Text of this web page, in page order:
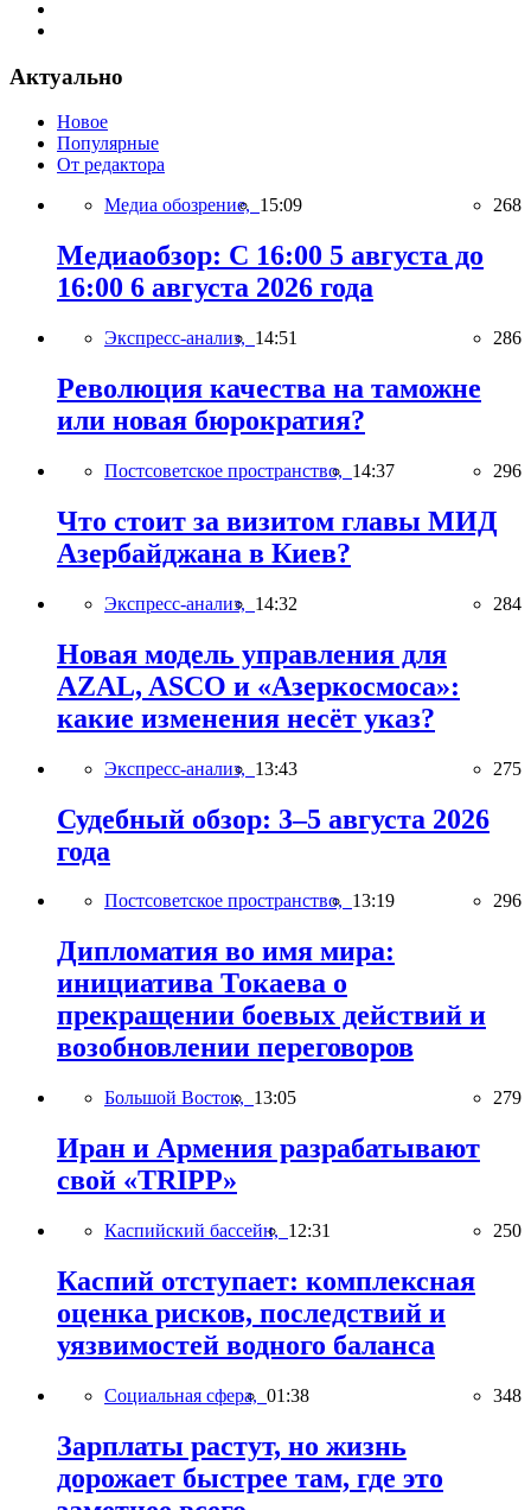
Актуально
Новое
Популярные
От редактора
Медиа обозрение, 15:09 268
Медиаобзор: С 16:00 5 августа до
16:00 6 августа 2026 года
Экспресс-анализ, 14:51 286
Революция качества на таможне
или новая бюрократия?
Постсоветское пространство, 14:37 296
Что стоит за визитом главы МИД
Азербайджана в Киев?
Экспресс-анализ, 14:32 284
Новая модель управления для
AZAL, ASCO и «Азеркосмоса»:
какие изменения несёт указ?
Экспресс-анализ, 13:43 275
Судебный обзор: 3–5 августа 2026
года
Постсоветское пространство, 13:19 296
Дипломатия во имя мира:
инициатива Токаева о
прекращении боевых действий и
возобновлении переговоров
Большой Восток, 13:05 279
Иран и Армения разрабатывают
свой «TRIPP»
Каспийский бассейн, 12:31 250
Каспий отступает: комплексная
оценка рисков, последствий и
уязвимостей водного баланса
Социальная сфера, 01:38 348
Зарплаты растут, но жизнь
дорожает быстрее там, где это